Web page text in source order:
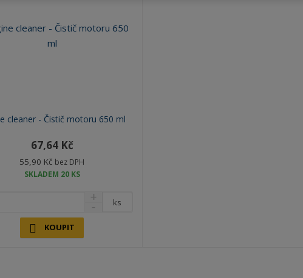
cleaner - Čistič motoru 650 ml
67,64 Kč
55,90 Kč bez DPH
SKLADEM 20 KS
ks
KOUPIT